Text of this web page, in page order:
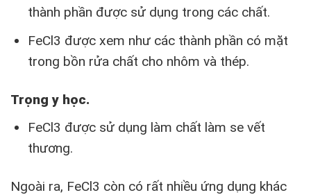
thành phần được sử dụng trong các chất.
FeCl3 được xem như các thành phần có mặt
trong bồn rửa chất cho nhôm và thép.
Trọng y học.
FeCl3 được sử dụng làm chất làm se vết
thương.
Ngoài ra, FeCl3 còn có rất nhiều ứng dụng khác